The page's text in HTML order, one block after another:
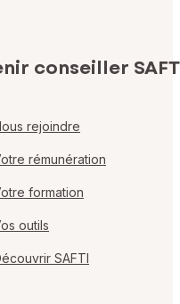
conseiller
rejoindre
rémunération
formation
outils
SAFTI